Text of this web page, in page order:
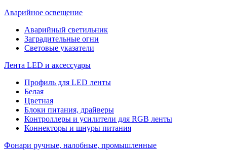
Аварийное освещение
Аварийный светильник
Заградительные огни
Световые указатели
Лента LED и аксессуары
Профиль для LED ленты
Белая
Цветная
Блоки питания, драйверы
Контроллеры и усилители для RGB ленты
Коннекторы и шнуры питания
Фонари ручные, налобные, промышленные